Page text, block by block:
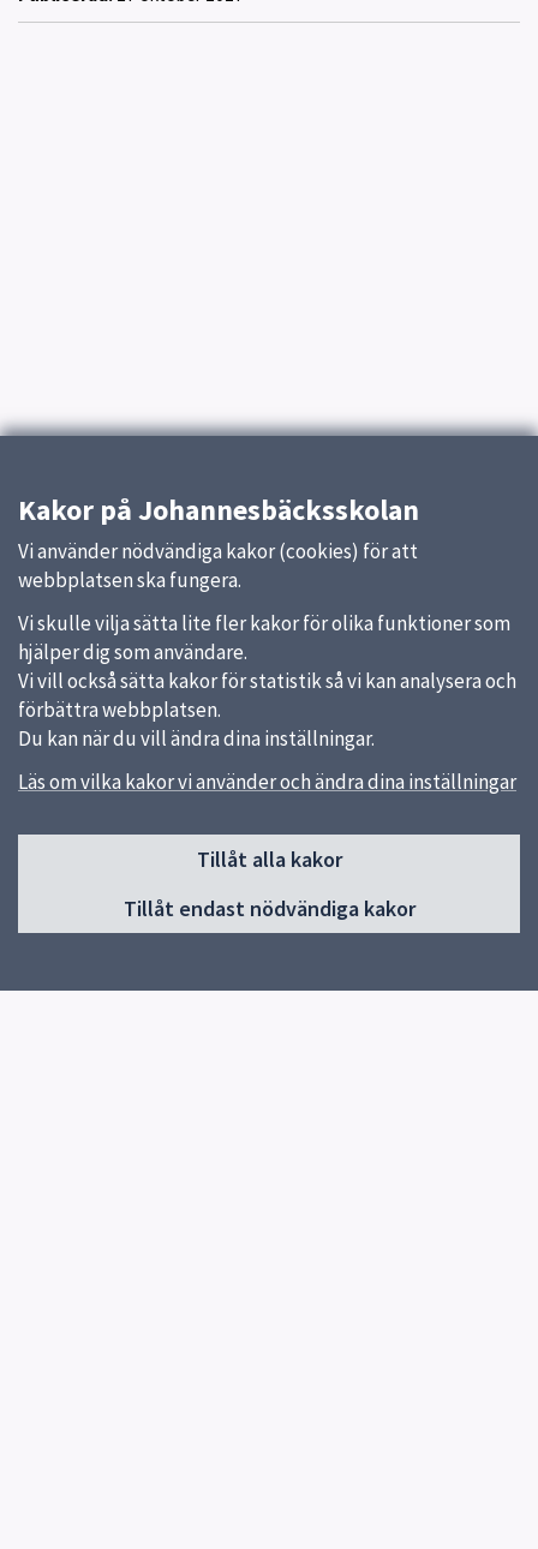
Kakor på Johannesbäcksskolan
Vi använder nödvändiga kakor (cookies) för att
webbplatsen ska fungera.
Vi skulle vilja sätta lite fler kakor för olika funktioner som
hjälper dig som användare.
Vi vill också sätta kakor för statistik så vi kan analysera och
förbättra webbplatsen.
Du kan när du vill ändra dina inställningar.
Läs om vilka kakor vi använder och ändra dina inställningar
Tillåt alla kakor
Tillåt endast nödvändiga kakor